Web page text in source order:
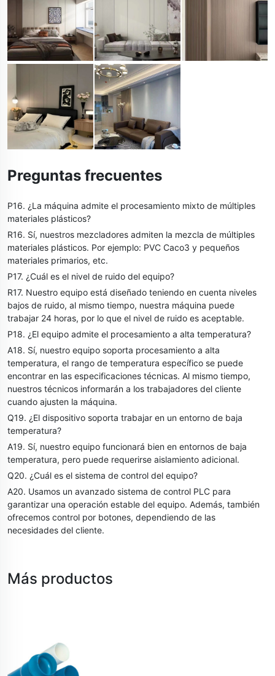
Preguntas frecuentes
P16. ¿La máquina admite el procesamiento mixto de múltiples
materiales plásticos?
R16. Sí, nuestros mezcladores admiten la mezcla de múltiples
materiales plásticos. Por ejemplo: PVC Caco3 y pequeños
materiales primarios, etc.
P17. ¿Cuál es el nivel de ruido del equipo?
R17. Nuestro equipo está diseñado teniendo en cuenta niveles
bajos de ruido, al mismo tiempo, nuestra máquina puede
trabajar 24 horas, por lo que el nivel de ruido es aceptable.
P18. ¿El equipo admite el procesamiento a alta temperatura?
A18. Sí, nuestro equipo soporta procesamiento a alta
temperatura, el rango de temperatura específico se puede
encontrar en las especificaciones técnicas. Al mismo tiempo,
nuestros técnicos informarán a los trabajadores del cliente
cuando ajusten la máquina.
Q19. ¿El dispositivo soporta trabajar en un entorno de baja
temperatura?
A19. Sí, nuestro equipo funcionará bien en entornos de baja
temperatura, pero puede requerirse aislamiento adicional.
Q20. ¿Cuál es el sistema de control del equipo?
A20. Usamos un avanzado sistema de control PLC para
garantizar una operación estable del equipo. Además, también
ofrecemos control por botones, dependiendo de las
necesidades del cliente.
Más productos